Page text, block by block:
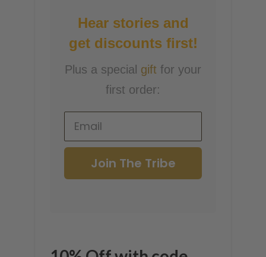
Hear stories and
get discounts first!
Plus a special gift for your
first order:
Join The Tribe